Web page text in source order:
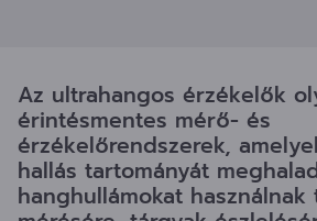
Az ultrahangos érzékelők
érintésmentes mérő- és
érzékelőrendszerek,
hallás tartományát
hanghullámokat használnak